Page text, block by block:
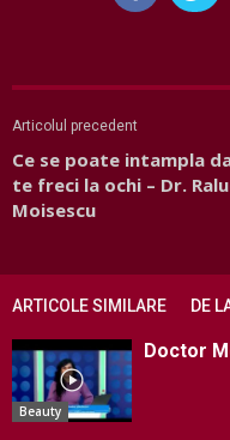
Articolul precedent
Ce se poate intampla
te freci la ochi – Dr.
Moisescu
ARTICOLE SIMILARE DE
Beauty
Doctor